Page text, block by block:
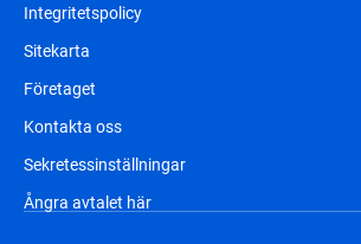
Integritetspolicy
Sitekarta
Företaget
Kontakta oss
Sekretessinställningar
Ångra avtalet här